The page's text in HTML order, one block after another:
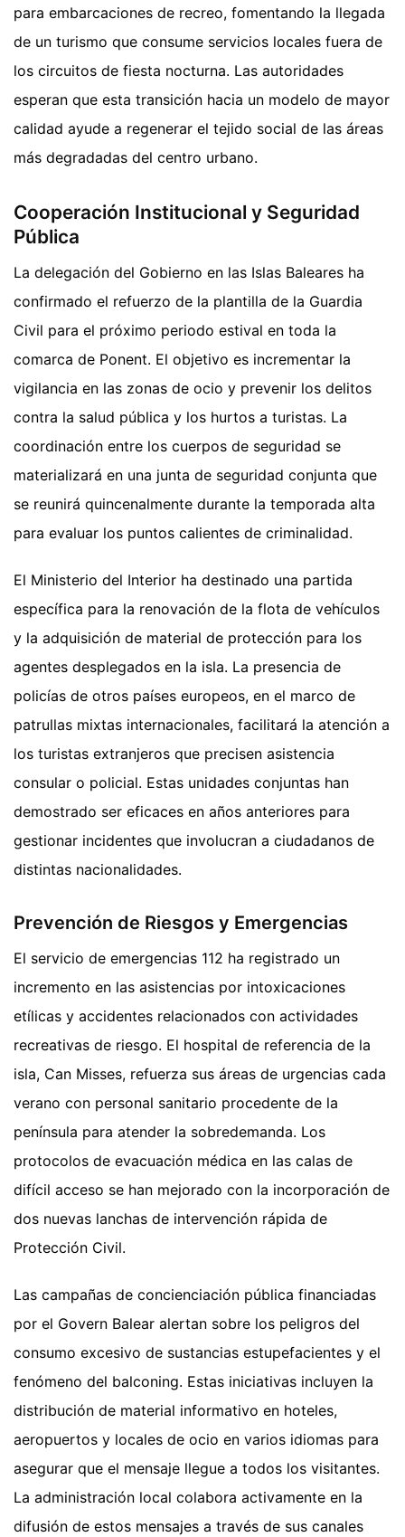
para embarcaciones de recreo, fomentando la llegada
de un turismo que consume servicios locales fuera de
los circuitos de fiesta nocturna. Las autoridades
esperan que esta transición hacia un modelo de mayor
calidad ayude a regenerar el tejido social de las áreas
más degradadas del centro urbano.
Cooperación Institucional y Seguridad
Pública
La delegación del Gobierno en las Islas Baleares ha
confirmado el refuerzo de la plantilla de la Guardia
Civil para el próximo periodo estival en toda la
comarca de Ponent. El objetivo es incrementar la
vigilancia en las zonas de ocio y prevenir los delitos
contra la salud pública y los hurtos a turistas. La
coordinación entre los cuerpos de seguridad se
materializará en una junta de seguridad conjunta que
se reunirá quincenalmente durante la temporada alta
para evaluar los puntos calientes de criminalidad.
El Ministerio del Interior ha destinado una partida
específica para la renovación de la flota de vehículos
y la adquisición de material de protección para los
agentes desplegados en la isla. La presencia de
policías de otros países europeos, en el marco de
patrullas mixtas internacionales, facilitará la atención a
los turistas extranjeros que precisen asistencia
consular o policial. Estas unidades conjuntas han
demostrado ser eficaces en años anteriores para
gestionar incidentes que involucran a ciudadanos de
distintas nacionalidades.
Prevención de Riesgos y Emergencias
El servicio de emergencias 112 ha registrado un
incremento en las asistencias por intoxicaciones
etílicas y accidentes relacionados con actividades
recreativas de riesgo. El hospital de referencia de la
isla, Can Misses, refuerza sus áreas de urgencias cada
verano con personal sanitario procedente de la
península para atender la sobredemanda. Los
protocolos de evacuación médica en las calas de
difícil acceso se han mejorado con la incorporación de
dos nuevas lanchas de intervención rápida de
Protección Civil.
Las campañas de concienciación pública financiadas
por el Govern Balear alertan sobre los peligros del
consumo excesivo de sustancias estupefacientes y el
fenómeno del balconing. Estas iniciativas incluyen la
distribución de material informativo en hoteles,
aeropuertos y locales de ocio en varios idiomas para
asegurar que el mensaje llegue a todos los visitantes.
La administración local colabora activamente en la
difusión de estos mensajes a través de sus canales